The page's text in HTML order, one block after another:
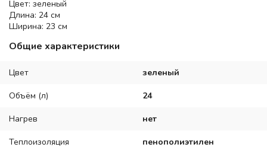
Цвет: зеленый
Длина: 24 см
Ширина: 23 см
Общие характеристики
Цвет зеленый
Объём (л) 24
Нагрев нет
Теплоизоляция пенополиэтилен